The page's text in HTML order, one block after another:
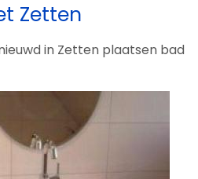
Zetten
in Zetten plaatsen bad